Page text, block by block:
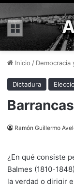
Menú
Inicio / Democracia
Dictadura
Ramón Guillermo
¿En qué consiste
Balmes (1810-
la verdad o dirigir